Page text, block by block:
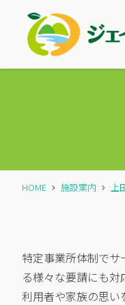
HOME 施設案内 上
特定事業所体制で
る様々な要請にも対
利用者や家族の思い